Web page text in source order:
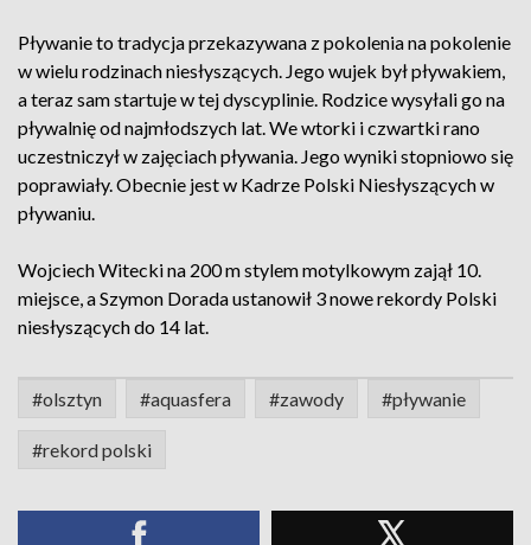
Pływanie to tradycja przekazywana z pokolenia na pokolenie
w wielu rodzinach niesłyszących. Jego wujek był pływakiem,
a teraz sam startuje w tej dyscyplinie. Rodzice wysyłali go na
pływalnię od najmłodszych lat. We wtorki i czwartki rano
uczestniczył w zajęciach pływania. Jego wyniki stopniowo się
poprawiały. Obecnie jest w Kadrze Polski Niesłyszących w
pływaniu.
Wojciech Witecki na 200 m stylem motylkowym zajął 10.
miejsce, a Szymon Dorada ustanowił 3 nowe rekordy Polski
niesłyszących do 14 lat.
#olsztyn #aquasfera #zawody #pływanie
#rekord polski